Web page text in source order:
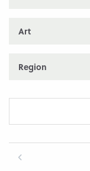
Art
Region